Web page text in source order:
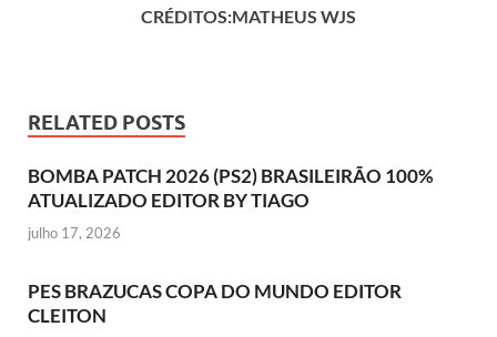
CRÉDITOS:MATHEUS WJS
RELATED POSTS
BOMBA PATCH 2026 (PS2) BRASILEIRÃO 100%
ATUALIZADO EDITOR BY TIAGO
julho 17, 2026
PES BRAZUCAS COPA DO MUNDO EDITOR
CLEITON